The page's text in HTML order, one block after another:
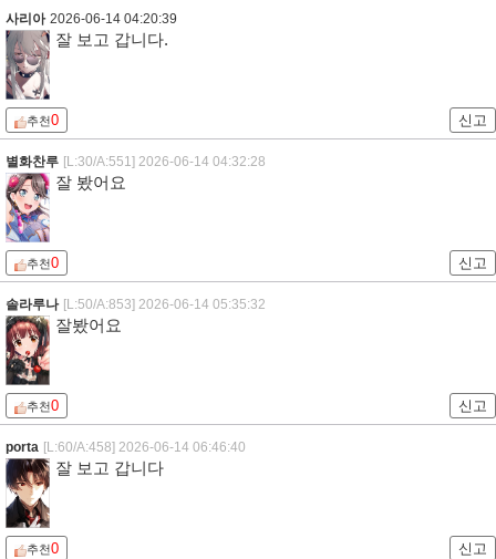
사리아 2026-06-14 04:20:39
잘 보고 갑니다.
추천0 신고
별화찬루 [L:30/A:551] 2026-06-14 04:32:28
잘 봤어요
추천0 신고
솔라루나 [L:50/A:853] 2026-06-14 05:35:32
잘봤어요
추천0 신고
porta [L:60/A:458] 2026-06-14 06:46:40
잘 보고 갑니다
추천0 신고